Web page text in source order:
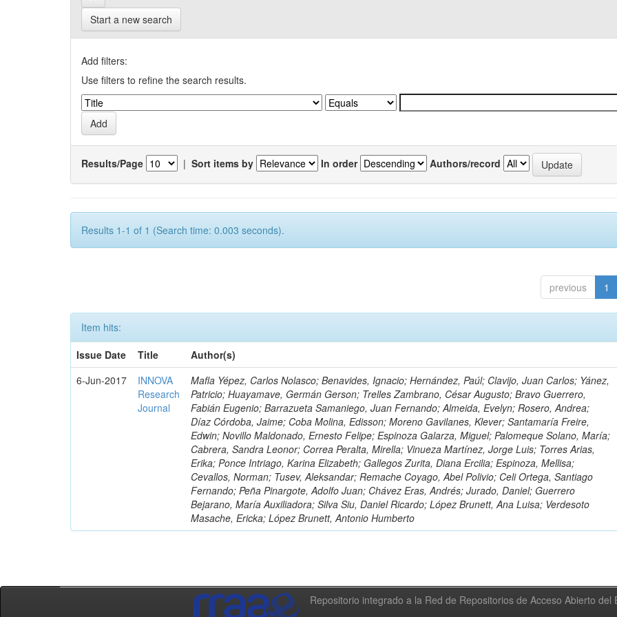
Start a new search
Add filters:
Use filters to refine the search results.
Results/Page | Sort items by In order Authors/record
Results 1-1 of 1 (Search time: 0.003 seconds).
previous 1
Item hits:
Issue Date
Title
Author(s)
6-Jun-2017
INNOVA
Research
Journal
Mafla Yépez, Carlos Nolasco; Benavides, Ignacio; Hernández, Paúl; Clavijo, Juan Carlos; Yánez,
Patricio; Huayamave, Germán Gerson; Trelles Zambrano, César Augusto; Bravo Guerrero,
Fabián Eugenio; Barrazueta Samaniego, Juan Fernando; Almeida, Evelyn; Rosero, Andrea;
Díaz Córdoba, Jaime; Coba Molina, Edisson; Moreno Gavilanes, Klever; Santamaría Freire,
Edwin; Novillo Maldonado, Ernesto Felipe; Espinoza Galarza, Miguel; Palomeque Solano, María;
Cabrera, Sandra Leonor; Correa Peralta, Mirella; Vinueza Martínez, Jorge Luis; Torres Arias,
Erika; Ponce Intriago, Karina Elizabeth; Gallegos Zurita, Diana Ercilia; Espinoza, Mellisa;
Cevallos, Norman; Tusev, Aleksandar; Remache Coyago, Abel Polivio; Celi Ortega, Santiago
Fernando; Peña Pinargote, Adolfo Juan; Chávez Eras, Andrés; Jurado, Daniel; Guerrero
Bejarano, María Auxiliadora; Silva Siu, Daniel Ricardo; López Brunett, Ana Luisa; Verdesoto
Masache, Ericka; López Brunett, Antonio Humberto
Repositorio integrado a la Red de Repositorios de Acceso Abierto del